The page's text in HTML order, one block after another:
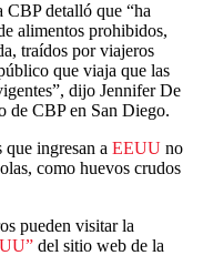
detalló que “ha
alimentos prohibidos,
traídos por viajeros
que viaja que las
dijo Jennifer De
de CBP en San Diego.
ingresan a EEUU no
como huevos crudos
pueden visitar la
del sitio web de la